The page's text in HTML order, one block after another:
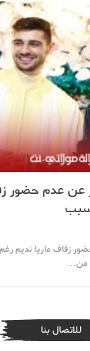
عن عدم حضور
زفاف ماريا نديم
من…
للاتصال بنا